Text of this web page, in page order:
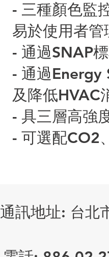
- 三種顏色監
易於使用者管
- 通過SNAP
- 通過Energy
及降低HVAC
- 具三層高強
- 可選配CO2
通訊地址: 台北